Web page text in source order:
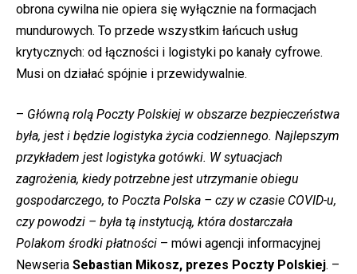
obrona cywilna nie opiera się wyłącznie na formacjach
mundurowych. To przede wszystkim łańcuch usług
krytycznych: od łączności i logistyki po kanały cyfrowe.
Musi on działać spójnie i przewidywalnie.
– Główną rolą Poczty Polskiej w obszarze bezpieczeństwa
była, jest i będzie logistyka życia codziennego. Najlepszym
przykładem jest logistyka gotówki. W sytuacjach
zagrożenia, kiedy potrzebne jest utrzymanie obiegu
gospodarczego, to Poczta Polska – czy w czasie COVID-u,
czy powodzi – była tą instytucją, która dostarczała
Polakom środki płatności – mówi agencji informacyjnej
Newseria Sebastian Mikosz, prezes Poczty Polskiej. –